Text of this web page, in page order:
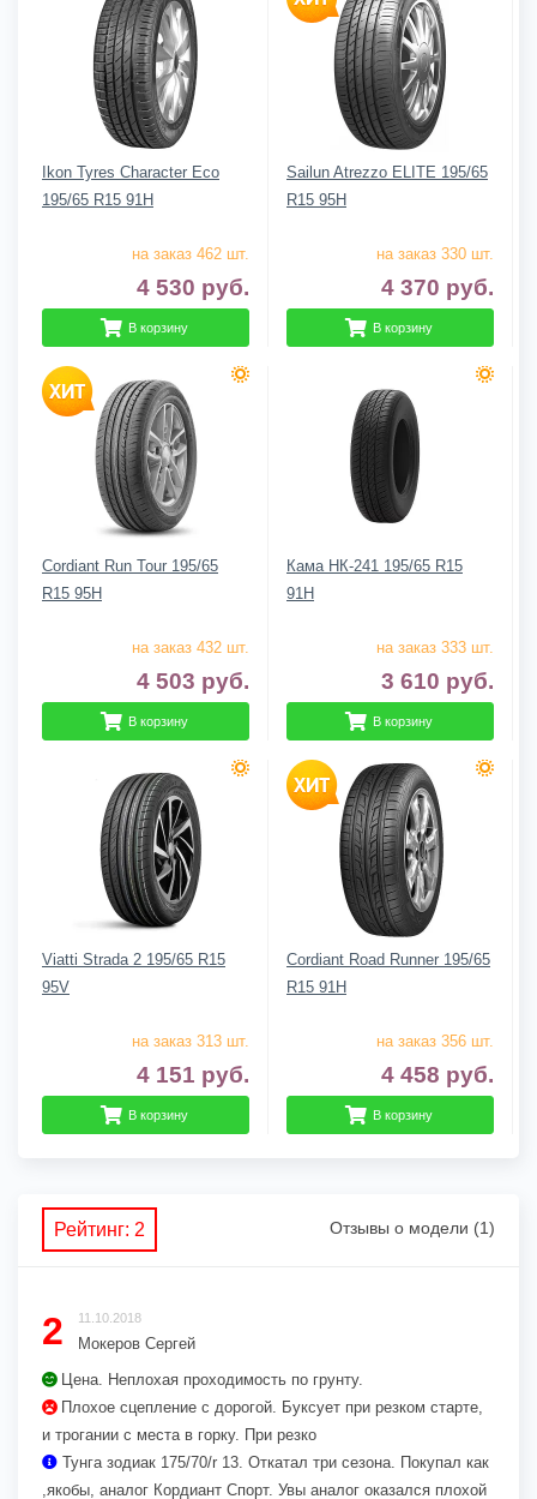
Ikon Tyres Character Eco
195/65 R15 91H
на заказ 462 шт.
4 530 руб.
В корзину
Sailun Atrezzo ELITE 195/65
R15 95H
на заказ 330 шт.
4 370 руб.
В корзину
Cordiant Run Tour 195/65
R15 95H
на заказ 432 шт.
4 503 руб.
В корзину
Кама НК-241 195/65 R15
91H
на заказ 333 шт.
3 610 руб.
В корзину
Viatti Strada 2 195/65 R15
95V
на заказ 313 шт.
4 151 руб.
В корзину
Cordiant Road Runner 195/65
R15 91H
на заказ 356 шт.
4 458 руб.
В корзину
Рейтинг: 2 Отзывы о модели (1)
2 11.10.2018
Мокеров Сергей
Цена. Неплохая проходимость по грунту.
Плохое сцепление с дорогой. Буксует при резком старте,
и трогании с места в горку. При резко
Тунга зодиак 175/70/r 13. Откатал три сезона. Покупал как
,якобы, аналог Кордиант Спорт. Увы аналог оказался плохой